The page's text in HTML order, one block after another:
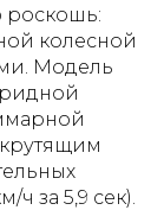
роскошь:
колесной
Модель
за 5,9 сек).